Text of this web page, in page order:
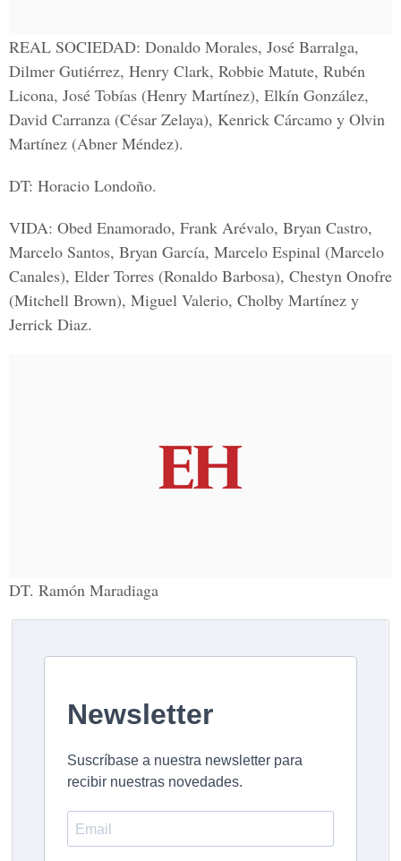
REAL SOCIEDAD: Donaldo Morales, José Barralga,
Dilmer Gutiérrez, Henry Clark, Robbie Matute, Rubén
Licona, José Tobías (Henry Martínez), Elkín González,
David Carranza (César Zelaya), Kenrick Cárcamo y Olvin
Martínez (Abner Méndez).
DT: Horacio Londoño.
VIDA: Obed Enamorado, Frank Arévalo, Bryan Castro,
Marcelo Santos, Bryan García, Marcelo Espinal (Marcelo
Canales), Elder Torres (Ronaldo Barbosa), Chestyn Onofre
(Mitchell Brown), Miguel Valerio, Cholby Martínez y
Jerrick Diaz.
DT. Ramón Maradiaga